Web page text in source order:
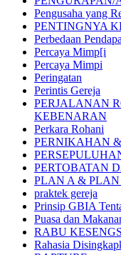
Pengusaha yang
PENTINGNYA
Perbedaan
Percaya Mimp[i
Percaya Mimpi
Peringatan
Perintis Gereja
PERJALANAN
KEBENARAN
Perkara Rohani
PERNIKAHAN
PERTOBATAN
PLAN A & PLAN
praktek gereja
Prinsip GBIA
Puasa dan
RABU
Rahasia